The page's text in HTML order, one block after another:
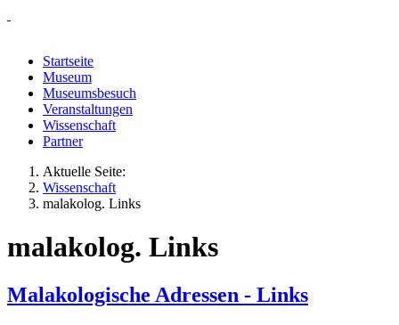
Startseite
Museum
Museumsbesuch
Veranstaltungen
Wissenschaft
Partner
Aktuelle Seite:
Wissenschaft
malakolog. Links
malakolog. Links
Malakologische Adressen - Links